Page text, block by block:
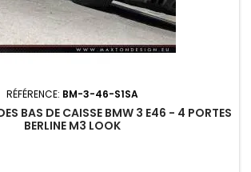
RÉFÉRENCE: BM-3-46-S1SA
BAS DE CAISSE BMW 3 E46 - 4 PORTES
BERLINE M3 LOOK